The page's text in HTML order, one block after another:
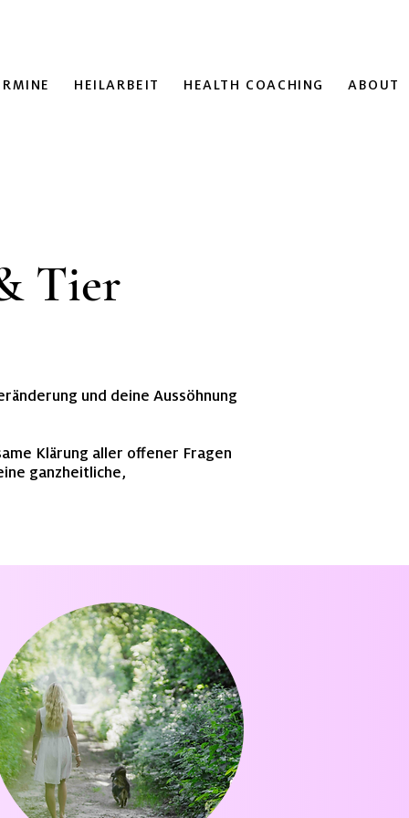
HEILARBEIT HEALTH COACHING ABOUT
Tier
und deine Aussöhnung
Klärung aller offener Fragen
ganzheitliche,